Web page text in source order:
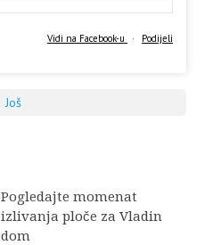
Vidi na Facebook-u · Podijeli
Još
Pogledajte momenat
izlivanja ploče za Vladin
dom